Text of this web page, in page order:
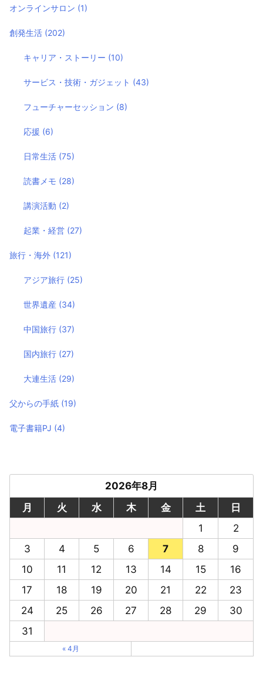
オンラインサロン (1)
創発生活 (202)
キャリア・ストーリー (10)
サービス・技術・ガジェット (43)
フューチャーセッション (8)
応援 (6)
日常生活 (75)
読書メモ (28)
講演活動 (2)
起業・経営 (27)
旅行・海外 (121)
アジア旅行 (25)
世界遺産 (34)
中国旅行 (37)
国内旅行 (27)
大連生活 (29)
父からの手紙 (19)
電子書籍PJ (4)
2026年8月
月
火 水 木 金 土
日
1
2
3
4 5 6 7 8
9
10
11 12 13 14 15
16
17
18 19 20 21 22
23
24
25 26 27 28 29
30
31
« 4月